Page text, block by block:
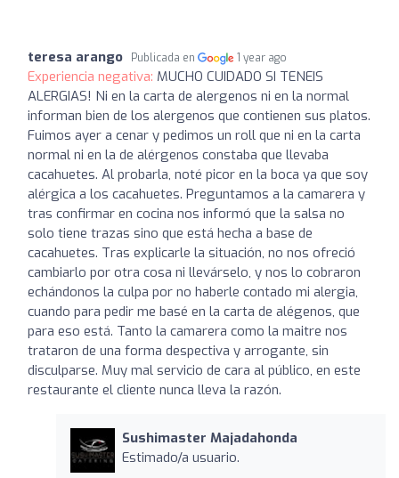
teresa arango Publicada en 1 year ago
Experiencia negativa: MUCHO CUIDADO SI TENEIS
ALERGIAS! Ni en la carta de alergenos ni en la normal
informan bien de los alergenos que contienen sus platos.
Fuimos ayer a cenar y pedimos un roll que ni en la carta
normal ni en la de alérgenos constaba que llevaba
cacahuetes. Al probarla, noté picor en la boca ya que soy
alérgica a los cacahuetes. Preguntamos a la camarera y
tras confirmar en cocina nos informó que la salsa no
solo tiene trazas sino que está hecha a base de
cacahuetes. Tras explicarle la situación, no nos ofreció
cambiarlo por otra cosa ni llevárselo, y nos lo cobraron
echándonos la culpa por no haberle contado mi alergia,
cuando para pedir me basé en la carta de alégenos, que
para eso está. Tanto la camarera como la maitre nos
trataron de una forma despectiva y arrogante, sin
disculparse. Muy mal servicio de cara al público, en este
restaurante el cliente nunca lleva la razón.
Sushimaster Majadahonda
Estimado/a usuario.